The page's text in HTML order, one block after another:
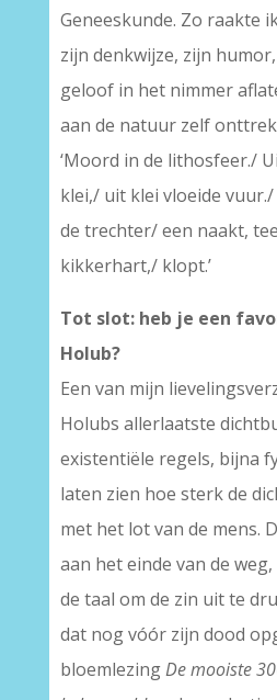
Geneeskunde. Zo raakte
zijn denkwijze, zijn
geloof in het nimmer
aan de natuur zelf
‘Moord in de lithosfeer./
klei,/ uit klei vloeide
de trechter/ een naakt,
kikkerhart,/ klopt.’
Tot slot: heb je een
Holub?
Een van mijn
Holubs allerlaatste
existentiële regels, bijna
laten zien hoe sterk de
met het lot van de mens.
aan het einde van de
de taal om de zin uit te
dat nog vóór zijn dood
bloemlezingDe mooiste